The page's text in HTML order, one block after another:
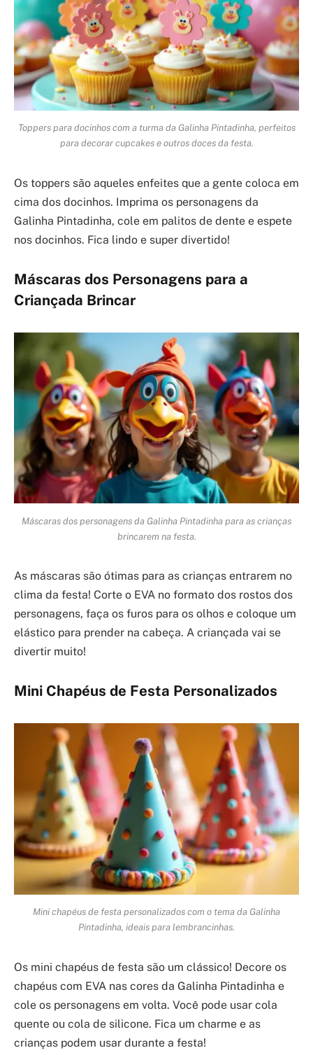
Toppers para docinhos com a turma da Galinha Pintadinha, perfeitos
para decorar cupcakes e outros doces da festa.
Os toppers são aqueles enfeites que a gente coloca em
cima dos docinhos. Imprima os personagens da
Galinha Pintadinha, cole em palitos de dente e espete
nos docinhos. Fica lindo e super divertido!
Máscaras dos Personagens para a
Criançada Brincar
Máscaras dos personagens da Galinha Pintadinha para as crianças
brincarem na festa.
As máscaras são ótimas para as crianças entrarem no
clima da festa! Corte o EVA no formato dos rostos dos
personagens, faça os furos para os olhos e coloque um
elástico para prender na cabeça. A criançada vai se
divertir muito!
Mini Chapéus de Festa Personalizados
Mini chapéus de festa personalizados com o tema da Galinha
Pintadinha, ideais para lembrancinhas.
Os mini chapéus de festa são um clássico! Decore os
chapéus com EVA nas cores da Galinha Pintadinha e
cole os personagens em volta. Você pode usar cola
quente ou cola de silicone. Fica um charme e as
crianças podem usar durante a festa!